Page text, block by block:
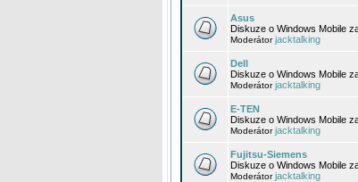
Asus
Diskuze o Windows Mobile
Moderátorjacktalking
Dell
Diskuze o Windows Mobile
Moderátorjacktalking
E-TEN
Diskuze o Windows Mobile
Moderátorjacktalking
Fujitsu-Siemens
Diskuze o Windows Mobile
Moderátorjacktalking